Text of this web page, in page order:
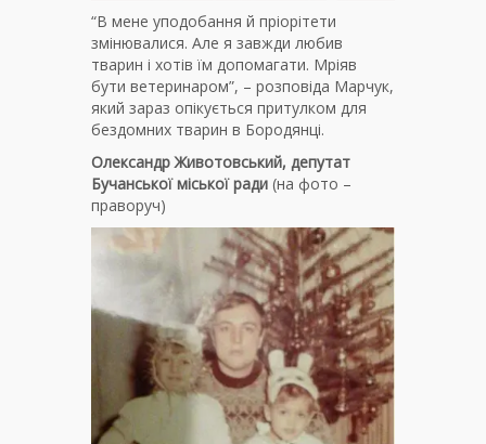
“В мене уподобання й пріорітети
змінювалися. Але я завжди любив
тварин і хотів їм допомагати. Мріяв
бути ветеринаром”, – розповіда Марчук,
який зараз опікується притулком для
бездомних тварин в Бородянці.
Олександр Животовський, депутат
Бучанської міської ради (на фото –
праворуч)